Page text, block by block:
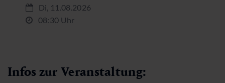
Di, 11.08.2026
08:30 Uhr
Infos zur Veranstaltung: